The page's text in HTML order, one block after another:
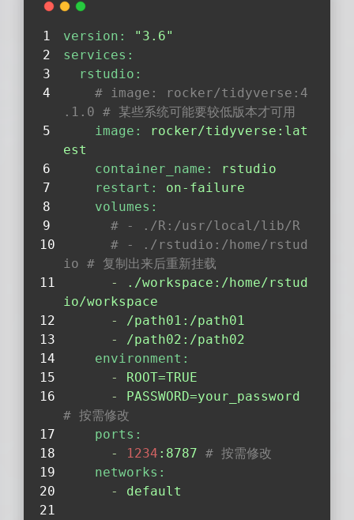
version:
"3.6"
services:
rstudio:
# image: rocker/tidyverse:4
.1.0 # 某些系统可能要较低版本才可用
image:
rocker/tidyverse:lat
est
container_name:
rstudio
restart:
on-failure
volumes:
# - ./R:/usr/local/lib/R
# - ./rstudio:/home/rstud
io # 复制出来后重新挂载
-
./workspace:/home/rstud
io/workspace
-
/path01:/path01
-
/path02:/path02
environment:
-
ROOT=TRUE
-
PASSWORD=your_password
# 按需修改
ports:
-
1234 :8787 # 按需修改
networks:
-
default